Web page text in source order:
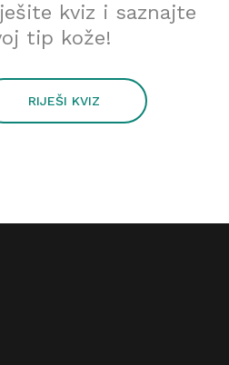
kviz i saznajte
tip kože!
RIJEŠI KVIZ